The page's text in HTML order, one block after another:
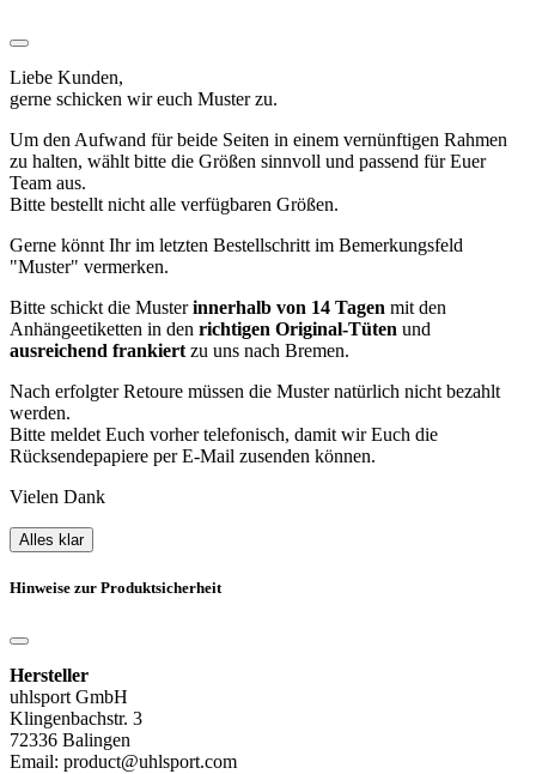
Liebe Kunden,
gerne schicken wir euch Muster zu.
Um den Aufwand für beide Seiten in einem vernünftigen Rahmen
zu halten, wählt bitte die Größen sinnvoll und passend für Euer
Team aus.
Bitte bestellt nicht alle verfügbaren Größen.
Gerne könnt Ihr im letzten Bestellschritt im Bemerkungsfeld
"Muster" vermerken.
Bitte schickt die Musterinnerhalb von 14 Tagen mit den
Anhängeetiketten in den richtigen Original-Tüten und
ausreichend frankiert zu uns nach Bremen.
Nach erfolgter Retoure müssen die Muster natürlich nicht bezahlt
werden.
Bitte meldet Euch vorher telefonisch, damit wir Euch die
Rücksendepapiere per E-Mail zusenden können.
Vielen Dank
Alles klar
Hinweise zur Produktsicherheit
Hersteller
uhlsport GmbH
Klingenbachstr. 3
72336 Balingen
Email: product@uhlsport.com